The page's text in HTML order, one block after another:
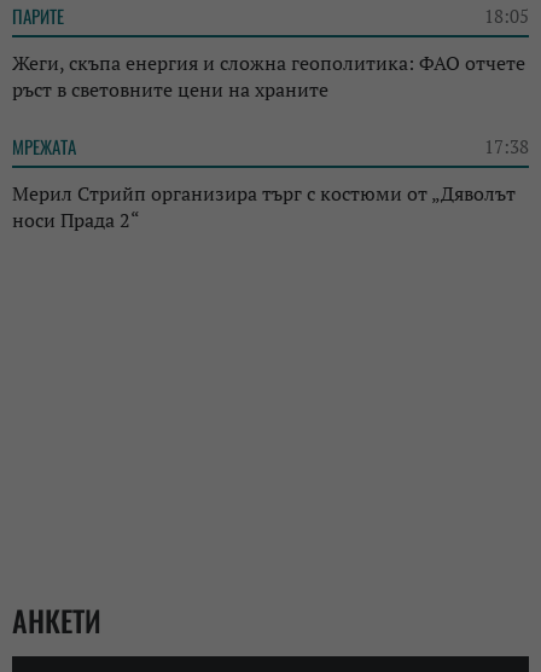
ПАРИТЕ 18:05
Жеги, скъпа енергия и сложна геополитика: ФАО отчете
ръст в световните цени на храните
МРЕЖАТА 17:38
Мерил Стрийп организира търг с костюми от „Дяволът
носи Прада 2“
АНКЕТИ